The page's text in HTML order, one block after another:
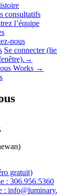
consultatifs
l’équipe
nous
Se connecter
→
Works →
gratuit)
: 306.956.5360
: